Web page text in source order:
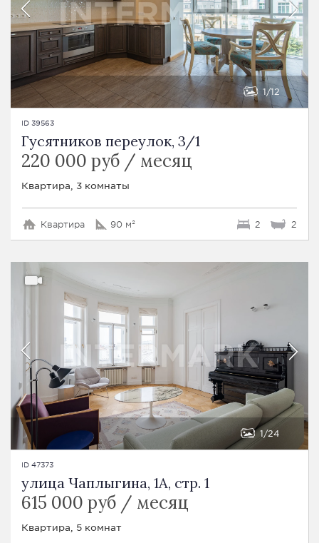
1 12
ID 39563
Гусятников переулок, 3/1
220 000 руб / месяц
Квартира, 3 комнаты
Квартира 90 м² 2 2
1 24
ID 47373
улица Чаплыгина, 1А, стр. 1
615 000 руб / месяц
Квартира, 5 комнат